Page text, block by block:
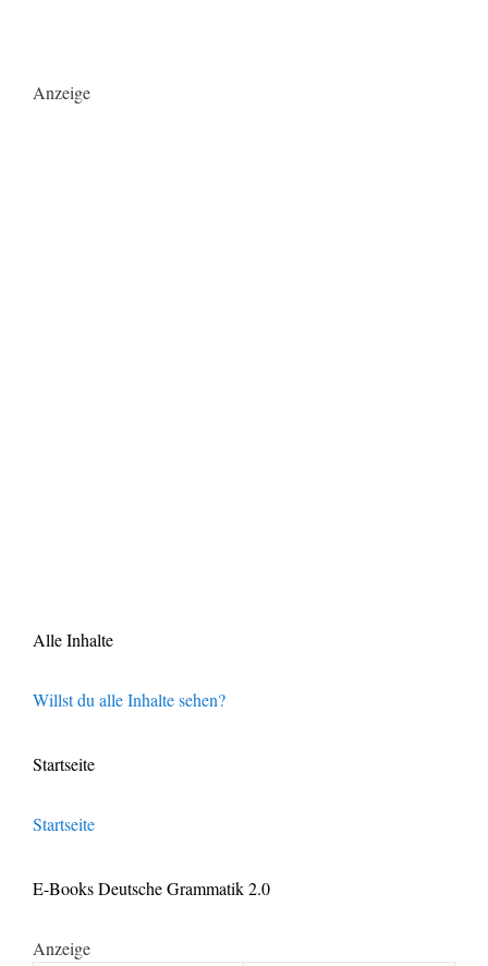
Anzeige
Alle Inhalte
Willst du alle Inhalte sehen?
Startseite
Startseite
E-Books Deutsche Grammatik 2.0
Anzeige